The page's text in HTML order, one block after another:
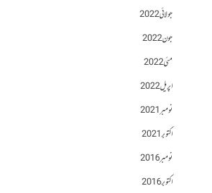
جولائی 2022
جون 2022
مئی 2022
اپریل 2022
نومبر 2021
اکتوبر 2021
نومبر 2016
اکتوبر 2016